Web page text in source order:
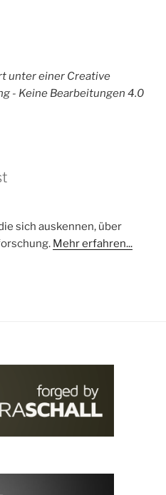
unter einer Creative
- Keine Bearbeitungen 4.0
sich auskennen, über
Mehr erfahren...